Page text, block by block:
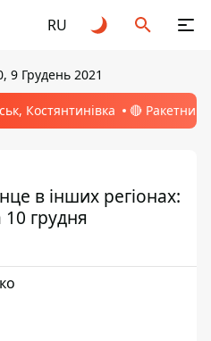
RU
9 Грудень 2021
Костянтинівка 🔴 Ракетний
в інших регіонах:
10 грудня